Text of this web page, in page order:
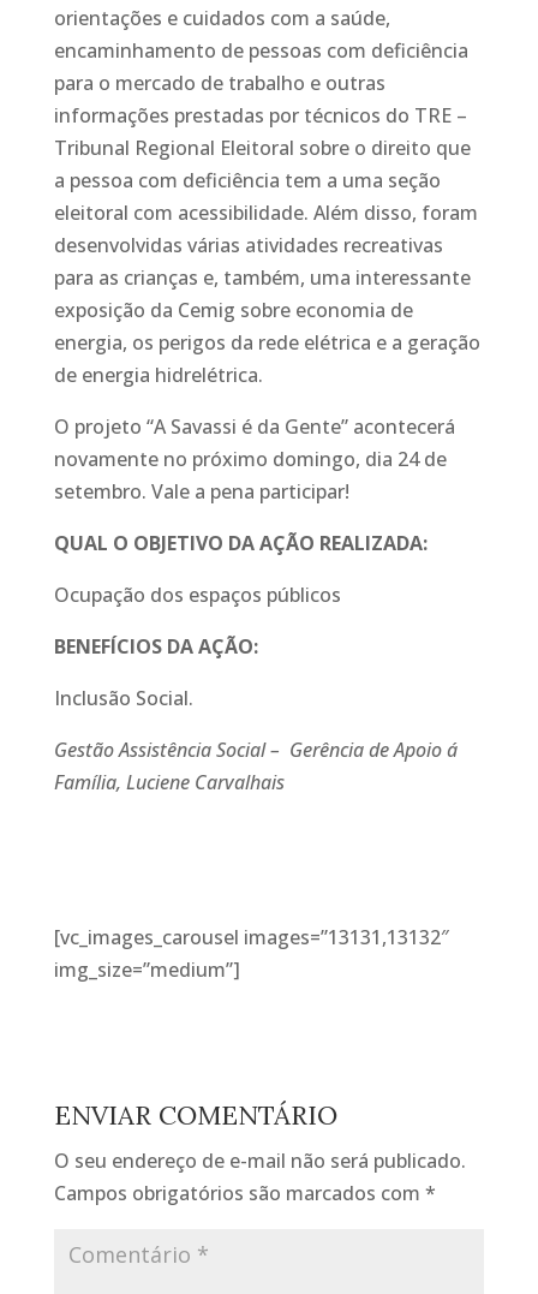
orientações e cuidados com a saúde,
encaminhamento de pessoas com deficiência
para o mercado de trabalho e outras
informações prestadas por técnicos do TRE –
Tribunal Regional Eleitoral sobre o direito que
a pessoa com deficiência tem a uma seção
eleitoral com acessibilidade. Além disso, foram
desenvolvidas várias atividades recreativas
para as crianças e, também, uma interessante
exposição da Cemig sobre economia de
energia, os perigos da rede elétrica e a geração
de energia hidrelétrica.
O projeto “A Savassi é da Gente” acontecerá
novamente no próximo domingo, dia 24 de
setembro. Vale a pena participar!
QUAL O OBJETIVO DA AÇÃO REALIZADA:
Ocupação dos espaços públicos
BENEFÍCIOSDA AÇÃO:
Inclusão Social.
Gestão Assistência Social – Gerência de Apoio á
Família, Luciene Carvalhais
[vc_images_carousel images=”13131,13132″
img_size=”medium”]
ENVIAR COMENTÁRIO
O seu endereço de e-mail não será publicado.
Campos obrigatórios são marcados com *